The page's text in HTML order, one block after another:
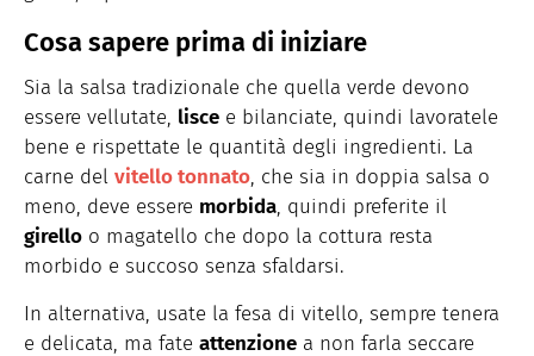
Cosa sapere prima di iniziare
Sia la salsa tradizionale che quella verde devono
essere vellutate, lisce e bilanciate, quindi lavoratele
bene e rispettate le quantità degli ingredienti. La
carne del vitello tonnato, che sia in doppia salsa o
meno, deve essere morbida, quindi preferite il
girello o magatello che dopo la cottura resta
morbido e succoso senza sfaldarsi.
In alternativa, usate la fesa di vitello, sempre tenera
e delicata, ma fate attenzione a non farla seccare